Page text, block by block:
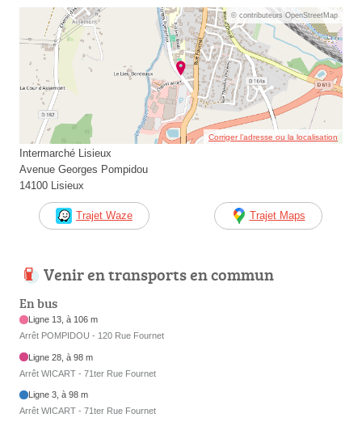
© contributeurs OpenStreetMap
Corriger l’adresse ou la localisation
Intermarché Lisieux
Avenue Georges Pompidou
14100 Lisieux
Trajet Waze Trajet Maps
Venir en transports en commun
En bus
Ligne 13, à 106 m
Arrêt POMPIDOU - 120 Rue Fournet
Ligne 28, à 98 m
Arrêt WICART - 71ter Rue Fournet
Ligne 3, à 98 m
Arrêt WICART - 71ter Rue Fournet